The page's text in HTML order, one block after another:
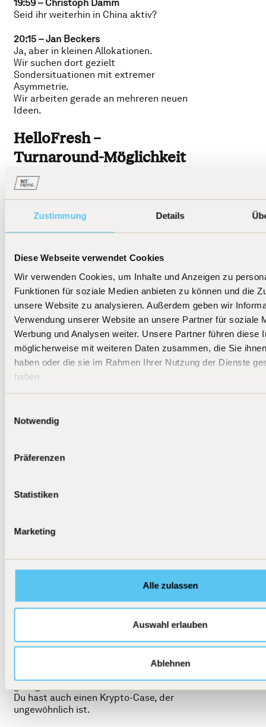
Zustimmung Details
Diese Webseite verwendet Cookies
Wir verwenden Cookies, um Inhalte und Anzeigen zu
Funktionen für soziale Medien anbieten zu können und die
unsere Website zu analysieren. Außerdem geben wir
Verwendung unserer Website an unsere Partner für soziale
Werbung und Analysen weiter. Unsere Partner führen diese
möglicherweise mit weiteren Daten zusammen, die Sie
haben oder die sie im Rahmen Ihrer Nutzung der Dienste
haben.
Notwendig
Präferenzen
Statistiken
Marketing
Alle zulassen
Auswahl erlauben
Ablehnen
19:59 – Christoph Damm
Seid ihr weiterhin in China aktiv?
20:15 – Jan Beckers
Ja, aber in kleinen Allokationen.
Wir suchen dort gezielt
Sondersituationen mit extremer
Asymmetrie.
Wir arbeiten gerade an mehreren neuen
Ideen.
HelloFresh –
Turnaround-Möglichkeit
20:55 – Christoph Damm
Kommen wir zu HelloFresh.
Vom Allzeithoch über 90 % gefallen,
mehrfach enttäuscht – und ihr seid
eingestiegen.
21:26 – Jan Beckers
Wir kannten HelloFresh schon vor der
Pandemie und hatten die Aktie danach
mit großem Gewinn verkauft.
Nach dem Einbruch im März – über 95
% vom Hoch – fanden wir die negative
Marktstimmung übertrieben.
Wichtig war für uns:
Segment
– stark wachsend im Fertiggerichte-
– trotz Krise positives EBITDA
– Enterprise Value im Tief nur ~700 Mio.
als der Aktienkurs suggerierte
und wir glauben, dass der Markt das
Potenzial des Fertiggerichte-Geschäfts
Monero – ein
untypischer Kryptocase
Du hast auch einen Krypto-Case, der
ungewöhnlich ist.